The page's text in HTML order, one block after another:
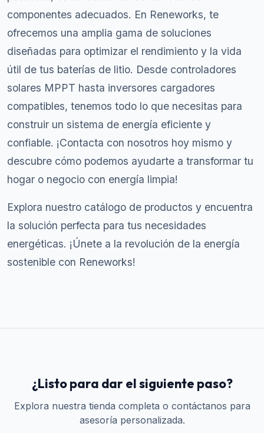
componentes adecuados. En Reneworks, te
ofrecemos una amplia gama de soluciones
diseñadas para optimizar el rendimiento y la vida
útil de tus baterías de litio. Desde controladores
solares MPPT hasta inversores cargadores
compatibles, tenemos todo lo que necesitas para
construir un sistema de energía eficiente y
confiable. ¡Contacta con nosotros hoy mismo y
descubre cómo podemos ayudarte a transformar tu
hogar o negocio con energía limpia!
Explora nuestro catálogo de productos y encuentra
la solución perfecta para tus necesidades
energéticas. ¡Únete a la revolución de la energía
sostenible con Reneworks!
¿Listo para dar el siguiente paso?
Explora nuestra tienda completa o contáctanos para
asesoría personalizada.